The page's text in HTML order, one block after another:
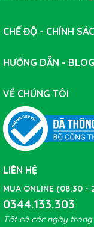
CHẾ ĐỘ - CHÍNH
HƯỚNG DẪN - BLOG
VỀ CHÚNG TÔI
LIÊN HỆ
MUA ONLINE (08:30 -
0344.133.303
Tất cả các ngày